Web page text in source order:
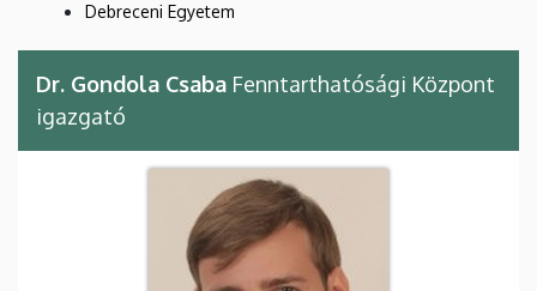
Debreceni Egyetem
Dr. Gondola Csaba Fenntarthatósági Központ
igazgató